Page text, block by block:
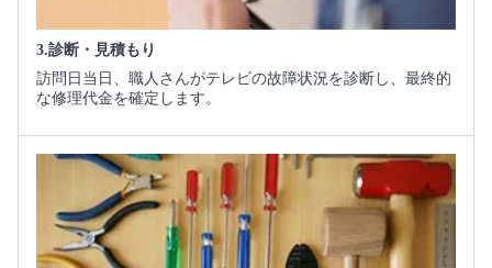
3.診断・見積もり
訪問日当日、職人さんがテレビの故障状況を診断し、最終的
な修理代金を確定します。